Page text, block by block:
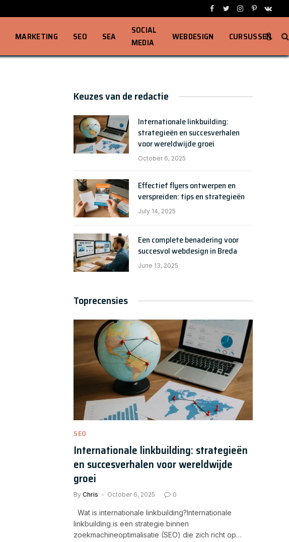
Facebook
TwitterInstagram
Pinterest
MARKETING SEO SEA
SOCIAL
MEDIA
WEBDESIGN CURSUSSEN
Keuzes van de redactie
Internationale linkbuilding:
strategieën en succesverhalen
voor wereldwijde groei
October 6, 2025
Effectief flyers ontwerpen en
verspreiden: tips en strategieën
July 14, 2025
Een complete benadering voor
succesvol webdesign in Breda
June 13, 2025
Toprecensies
SEO
Internationale linkbuilding: strategieën
en succesverhalen voor wereldwijde
groei
By Chris October 6, 2025 0
Wat is internationale linkbuilding?Internationale
linkbuilding is een strategie binnen
zoekmachineoptimalisatie (SEO) die zich richt op…